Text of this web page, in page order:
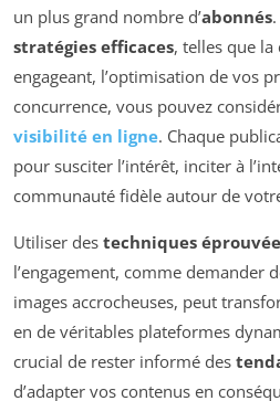
un plus grand nombre d’abonnés
stratégies efficaces, telles que
engageant, l’optimisation de vos
concurrence, vous pouvez
visibilité en ligne. Chaque
pour susciter l’intérêt, inciter à
communauté fidèle autour de
Utiliser des techniques
l’engagement, comme demander
images accrocheuses, peut
en de véritables plateformes
crucial de rester informé des
d’adapter vos contenus en